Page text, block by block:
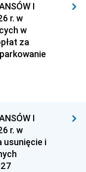
I
r. w
w
za
I
r. w
usunięcie i